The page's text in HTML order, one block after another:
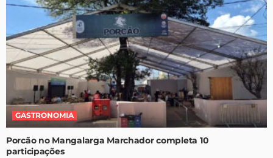
GASTRONOMIA
Porcão no Mangalarga Marchador completa 10
participações